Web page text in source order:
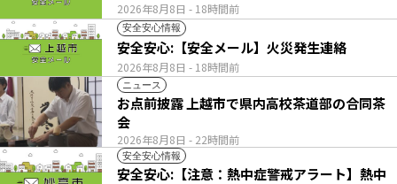
2026年8月8日 - 18時間前
安全安心情報
2026年8月8日 - 18時間前
安全安心:【安全メール】火災発生連絡
ニュース
2026年8月8日 - 22時間前
お点前披露 上越市で県内高校茶道部の合同茶
会
安全安心情報
安全安心:【注意：熱中症警戒アラート】熱中